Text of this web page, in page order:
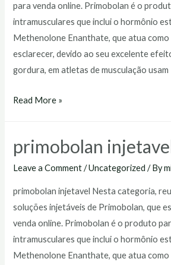
para venda online. Primobolan é o
intramusculares que inclui o hormônio
Methenolone Enanthate, que atua
esclarecer, devido ao seu excelente
gordura, em atletas de musculação
primobolan
Read More »
primobolan
Leave a Comment /Uncategorized / By
primobolan injetavel Nesta categoria,
soluções injetáveis de Primobolan, que
venda online. Primobolan é o produto
intramusculares que inclui o hormônio
Methenolone Enanthate, que atua